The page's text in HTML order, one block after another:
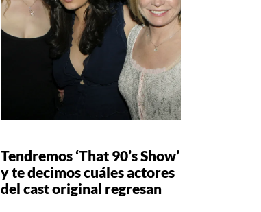
Tendremos ‘That 90’s Show’
y te decimos cuáles actores
del cast original regresan